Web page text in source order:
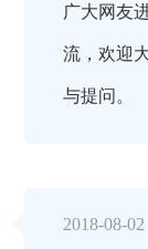
广大网友
流，欢迎
与提问。
2018-08-